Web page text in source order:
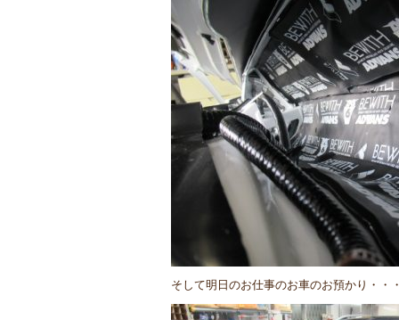
そして明日のお仕事のお車のお預かり・・